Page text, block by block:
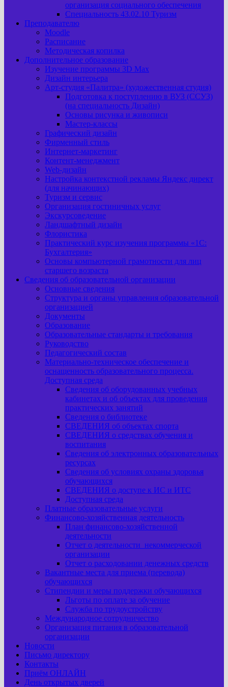
организация социального обеспечения
Специальность 43.02.10 Туризм
Преподавателю
Moodle
Расписание
Методическая копилка
Дополнительное образование
Изучение программы 3D Max
Дизайн интерьера
Арт-cтудия «Палитра» (художественная студия)
Подготовка к поступлению в ВУЗ (ССУЗ)
(на специальность Дизайн)
Основы рисунка и живописи
Мастер-классы
Графический дизайн
Фирменный стиль
Интернет-маркетинг
Контент-менеджмент
Web-дизайн
Настройка контекстной рекламы Яндекс директ
(для начинающих)
Туризм и сервис
Организация гостиничных услуг
Экскурсоведение
Ландшафтный дизайн
Флористика
Практический курс изучения программы «1С:
Бухгалтерия»
Основы компьютерной грамотности для лиц
старшего возраста
Сведения об образовательной организации
Основные сведения
Структура и органы управления образовательной
организацией
Документы
Образование
Образовательные стандарты и требования
Руководство
Педагогический состав
Материально-техническое обеспечение и
оснащенность образовательного процесса.
Доступная среда
Сведения об оборудованных учебных
кабинетах и об объектах для проведения
практических занятий
Сведения о библиотеке
СВЕДЕНИЯ об объектах спорта
СВЕДЕНИЯ о средствах обучения и
воспитания
Сведения об электронных образовательных
ресурсах
Сведения об условиях охраны здоровья
обучающихся
СВЕДЕНИЯ о доступе к ИС и ИТС
Доступная среда
Платные образовательные услуги
Финансово-хозяйственная деятельность
План финансово-хозяйственной
деятельности
Отчет о деятельности некоммерческой
организации
Отчет о расходовании денежных средств
Вакантные места для приема (перевода)
обучающихся
Стипендии и меры поддержки обучающихся
Льготы по оплате за обучение
Служба по трудоустройству
Международное сотрудничество
Организация питания в образовательной
организации
Новости
Письмо директору
Контакты
Приём ОНЛАЙН
День открытых дверей